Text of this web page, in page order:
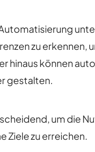
zu
können
gestalten.
um die
Ziele zu erreichen.